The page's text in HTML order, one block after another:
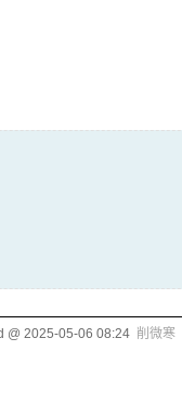
@ 2025-05-06 08:24 削微寒